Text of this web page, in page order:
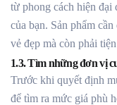
từ phong cách hiện đại
của bạn. Sản phẩm
vẻ đẹp mà còn phải
1.3. Tìm những đơn vị
Trước khi quyết định
để tìm ra mức giá phù